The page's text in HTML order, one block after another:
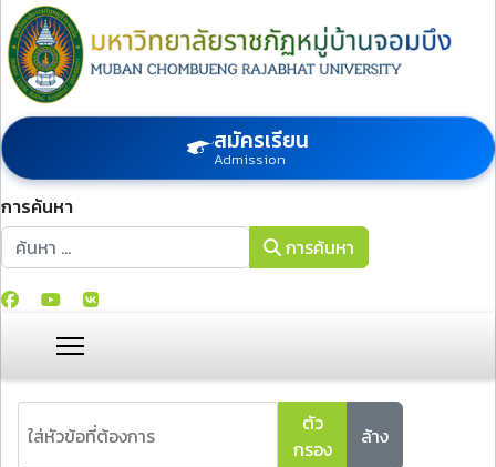
สมัครเรียน
Admission
การค้นหา
การค้นหา
การค้นหา
ตัว
กรอง
ล้าง